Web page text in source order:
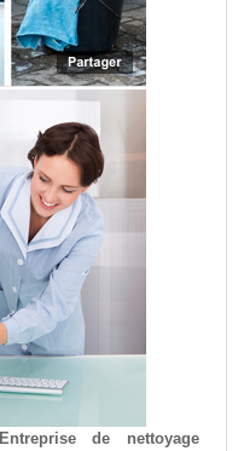
Entreprise de nettoyage